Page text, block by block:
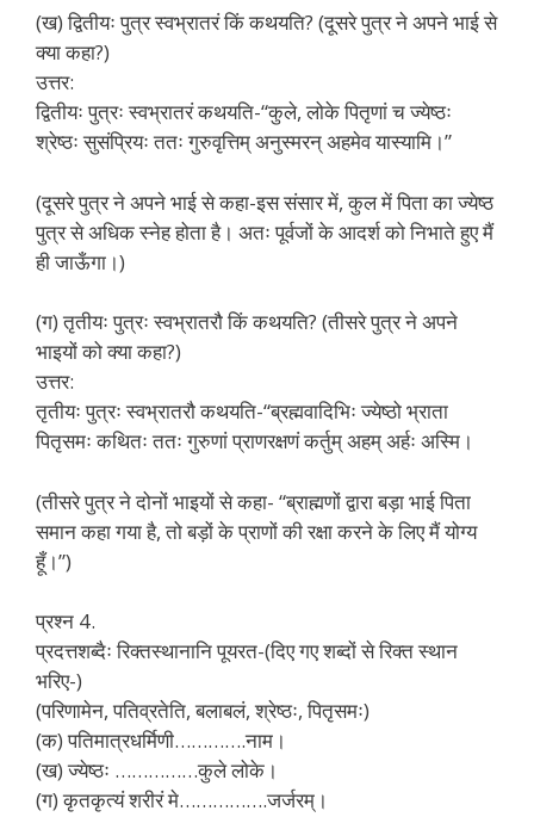
(ख) द्वितीयः पुत्र स्वभ्रातरं किं कथयति? (दूसरे पुत्र ने अपने भाई से
क्या कहा?)
उत्तर:
द्वितीयः पुत्रः स्वभ्रातरं कथयति-“कुले, लोके पितृणां च ज्येष्ठः
श्रेष्ठः सुसंप्रियः ततः गुरुवृत्तिम् अनुस्मरन् अहमेव यास्यामि।”
(दूसरे पुत्र ने अपने भाई से कहा-इस संसार में, कुल में पिता का ज्येष्ठ
पुत्र से अधिक स्नेह होता है। अतः पूर्वजों के आदर्श को निभाते हुए मैं
ही जाऊँगा।)
(ग) तृतीयः पुत्रः स्वभ्रातरौ किं कथयति? (तीसरे पुत्र ने अपने
भाइयों को क्या कहा?)
उत्तर:
तृतीयः पुत्रः स्वभ्रातरौ कथयति-“ब्रह्मवादिभिः ज्येष्ठो भ्राता
पितृसमः कथितः ततः गुरुणां प्राणरक्षणं कर्तुम् अहम् अर्हः अस्मि।
(तीसरे पुत्र ने दोनों भाइयों से कहा- “ब्राह्मणों द्वारा बड़ा भाई पिता
समान कहा गया है, तो बड़ों के प्राणों की रक्षा करने के लिए मैं योग्य
हूँ।”)
प्रश्न 4.
प्रदत्तशब्दैः रिक्तस्थानानि पूयरत-(दिए गए शब्दों से रिक्त स्थान
भरिए-)
(परिणामेन, पतिव्रतेति, बलाबलं, श्रेष्ठः, पितृसमः)
(क) पतिमात्रधर्मिणी………….नाम।
(ख) ज्येष्ठः ……………कुले लोके।
(ग) कृतकृत्यं शरीरं मे…………….जर्जरम्।